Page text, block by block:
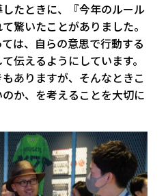
したときに、『今年のルール
驚いたことがありました。
は、自らの意思で行動する
伝えるようにしています。
ありますが、そんなときこ
か、を考えることを大切に